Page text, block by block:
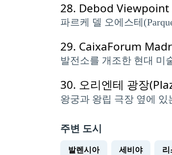
28. Debod Viewpoint
파르케 델 오에스테
29. CaixaForum
발전소를 개조한 현대 미
30. 오리엔테 광장
왕궁과 왕립 극장 옆에
주변 도시
발렌시아 세비야 리